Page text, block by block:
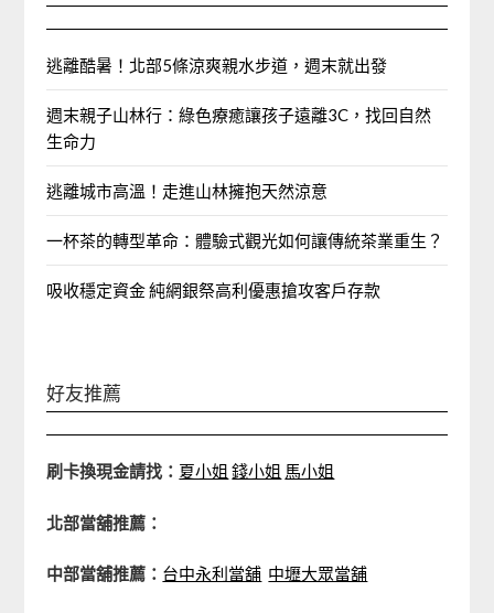
逃離酷暑！北部5條涼爽親水步道，週末就出發
週末親子山林行：綠色療癒讓孩子遠離3C，找回自然
生命力
逃離城市高溫！走進山林擁抱天然涼意
一杯茶的轉型革命：體驗式觀光如何讓傳統茶業重生？
吸收穩定資金 純網銀祭高利優惠搶攻客戶存款
好友推薦
刷卡換現金請找： 夏小姐 錢小姐 馬小姐
北部當舖推薦：
中部當舖推薦： 台中永利當舖 中壢大眾當舖